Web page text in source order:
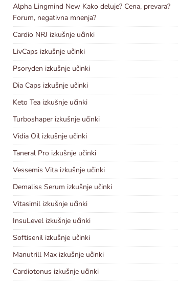
Alpha Lingmind New Kako deluje? Cena, prevara?
Forum, negativna mnenja?
Cardio NRJ izkušnje učinki
LivCaps izkušnje učinki
Psoryden izkušnje učinki
Dia Caps izkušnje učinki
Keto Tea izkušnje učinki
Turboshaper izkušnje učinki
Vidia Oil izkušnje učinki
Taneral Pro izkušnje učinki
Vessemis Vita izkušnje učinki
Demaliss Serum izkušnje učinki
Vitasimil izkušnje učinki
InsuLevel izkušnje učinki
Softisenil izkušnje učinki
Manutrill Max izkušnje učinki
Cardiotonus izkušnje učinki